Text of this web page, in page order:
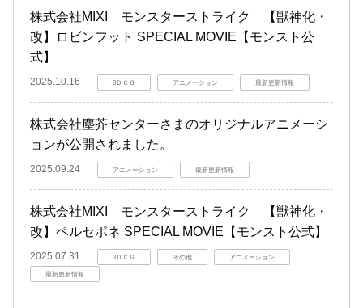
株式会社MIXI モンスターストライク 【獣神化・
改】ロビンフット SPECIAL MOVIE【モンスト公
式】
2025.10.16 3ＤＣＧ アニメーション 最新更新情報
株式会社塵芥センターさまのオリジナルアニメーシ
ョンが公開されました。
2025.09.24 アニメーション 最新更新情報
株式会社MIXI モンスターストライク 【獣神化・
改】ペルセポネ SPECIAL MOVIE【モンスト公式】
2025.07.31 3ＤＣＧ その他 アニメーション
最新更新情報